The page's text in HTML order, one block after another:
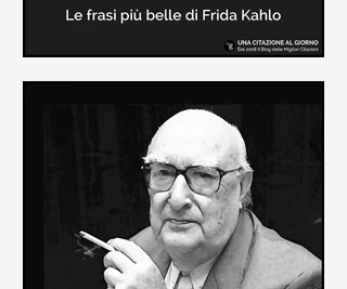
In questa pagina sono raccolte le
frasi più belle di Frida Kahlo
sull'amore e sulla vita.